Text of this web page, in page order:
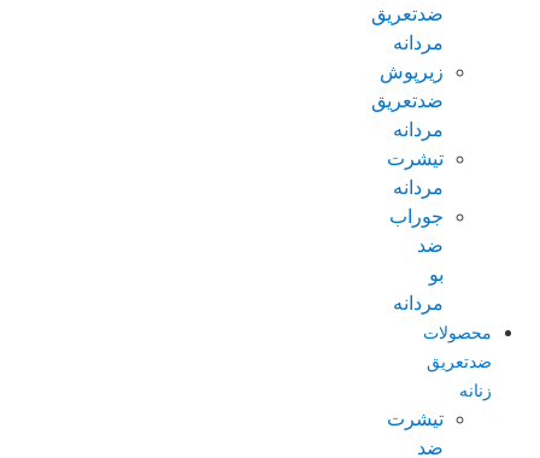
ضدتعریق
مردانه
زیرپوش
ضدتعریق
مردانه
تیشرت
مردانه
جوراب
ضد
بو
مردانه
محصولات
ضدتعریق
زنانه
تیشرت
ضد